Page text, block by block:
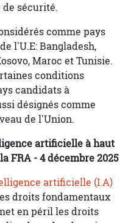
sécurité.
comme pays
l'U.E: Bangladesh,
Maroc et Tunisie.
conditions
candidats à
désignés comme
de l'Union.
artificielle à haut
FRA - 4 décembre 2025
artificielle (I.A)
droits fondamentaux
en péril les droits